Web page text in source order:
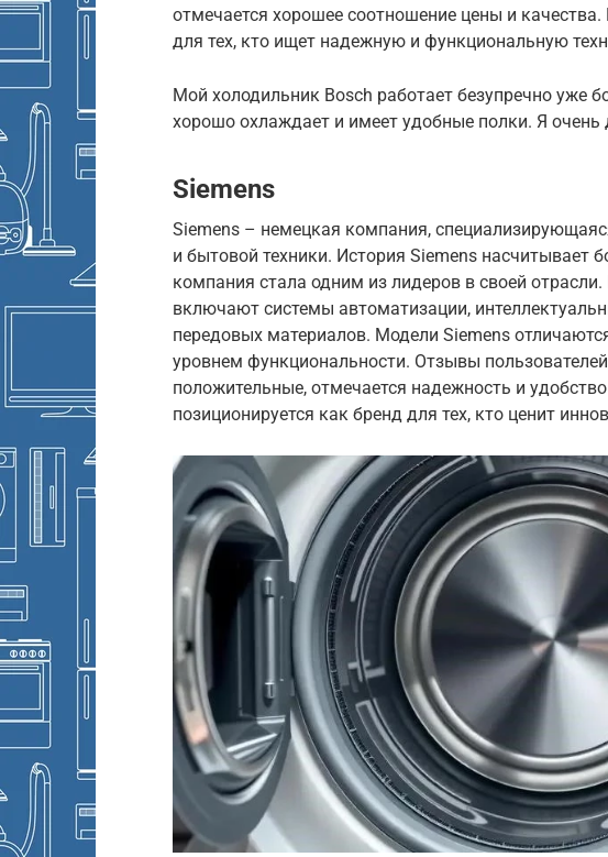
отмечается хорошее соотношение цены и
для тех, кто ищет надежную и функциональную
Мой холодильник Bosch работает безупречно уже
хорошо охлаждает и имеет удобные полки. Я очень
Siemens
Siemens – немецкая компания,
и бытовой техники. История Siemens насчитывает
компания стала одним из лидеров в своей
включают системы автоматизации,
передовых материалов. Модели Siemens
уровнем функциональности. Отзывы
положительные, отмечается надежность и
позиционируется как бренд для тех, кто ценит